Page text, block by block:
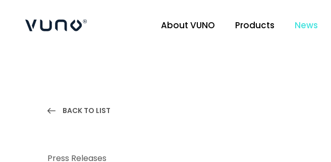
(주) 뷰노 About VUNO Products News
BACK TO LIST
Press Releases